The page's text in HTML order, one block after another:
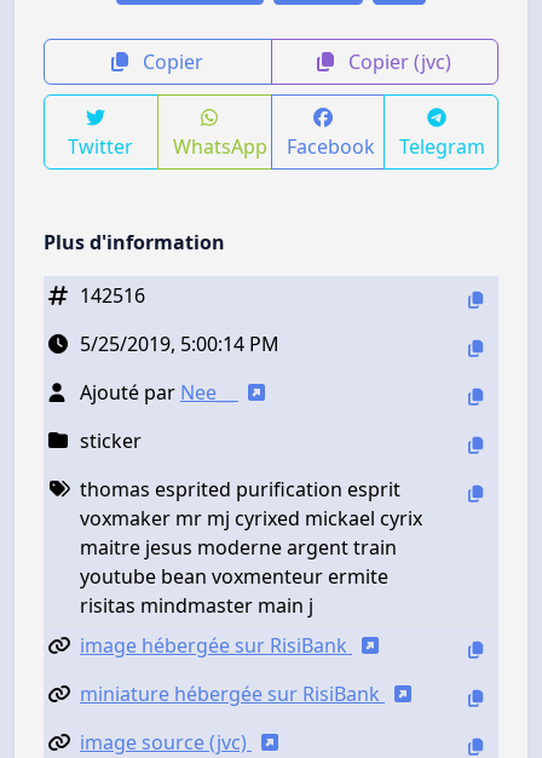
Copier Copier (jvc)
Twitter WhatsApp Facebook Telegram
Plus d'information
142516
5/25/2019, 5:00:14 PM
Ajouté par Nee__
sticker
thomas esprited purification esprit
voxmaker mr mj cyrixed mickael cyrix
maitre jesus moderne argent train
youtube bean voxmenteur ermite
risitas mindmaster main j
image hébergée sur RisiBank
miniature hébergée sur RisiBank
image source (jvc)